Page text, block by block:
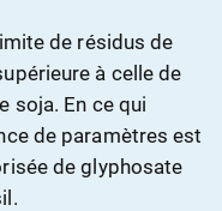
de résidus de
à celle de
soja. En ce qui
de paramètres est
de glyphosate